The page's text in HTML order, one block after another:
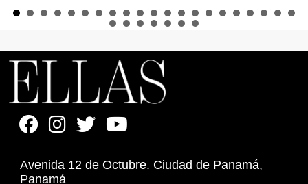
Avenida 12 de Octubre. Ciudad de Panamá,
Panamá